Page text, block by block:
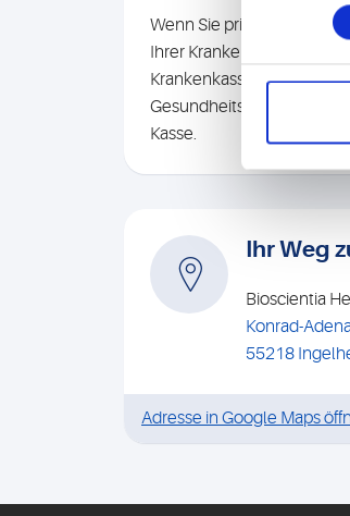
Wenn Sie privatversichert
Ihrer Krankenkasse
Krankenkassen bieten
Gesundheitsleistungen
Kasse.
Ihr Weg
Bioscientia
Konrad-
55218
Adresse in Google Maps